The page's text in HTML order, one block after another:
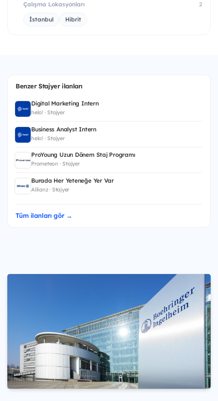
Çalışma Lokasyonları 2
İstanbul Hibrit
Benzer Stajyer ilanları
Digital Marketing Intern
helo! · Stajyer
Business Analyst Intern
helo! · Stajyer
ProYoung Uzun Dönem Staj Programı
Prometeon · Stajyer
Burada Her Yeteneğe Yer Var
Allianz · Stajyer
Tüm ilanları gör →